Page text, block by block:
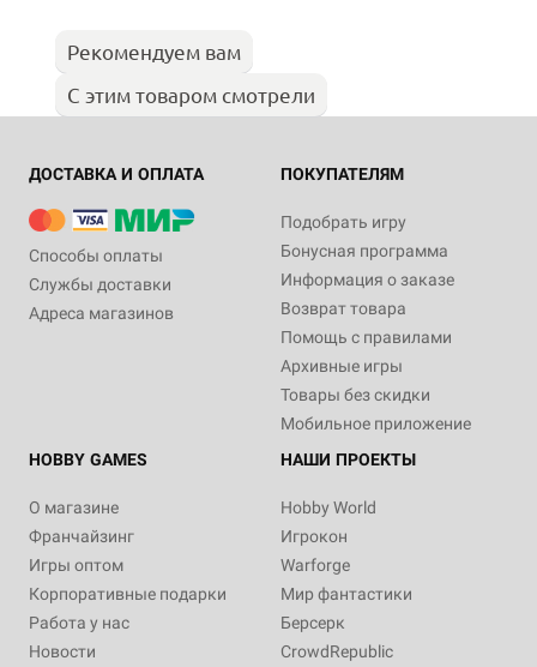
Рекомендуем вам
С этим товаром смотрели
ДОСТАВКА И ОПЛАТА
Способы оплаты
Службы доставки
Адреса магазинов
ПОКУПАТЕЛЯМ
Подобрать игру
Бонусная программа
Информация о заказе
Возврат товара
Помощь с правилами
Архивные игры
Товары без скидки
Мобильное приложение
HOBBY GAMES
О магазине
Франчайзинг
Игры оптом
Корпоративные подарки
Работа у нас
Новости
НАШИ ПРОЕКТЫ
Hobby World
Игрокон
Warforge
Мир фантастики
Берсерк
CrowdRepublic